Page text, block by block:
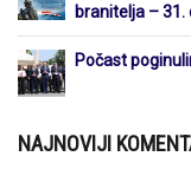
branitelja – 31.
Počast
NAJNOVIJI